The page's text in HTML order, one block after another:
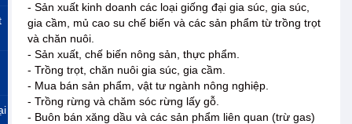
- Sản xuất kinh doanh các loại giống đại gia súc, gia súc,
gia cầm, mủ cao su chế biến và các sản phẩm từ trồng trọt
và chăn nuôi.
- Sản xuất, chế biến nông sản, thực phẩm.
- Trồng trọt, chăn nuôi gia súc, gia cầm.
- Mua bán sản phẩm, vật tư ngành nông nghiệp.
- Trồng rừng và chăm sóc rừng lấy gỗ.
- Buôn bán xăng dầu và các sản phẩm liên quan (trừ gas)